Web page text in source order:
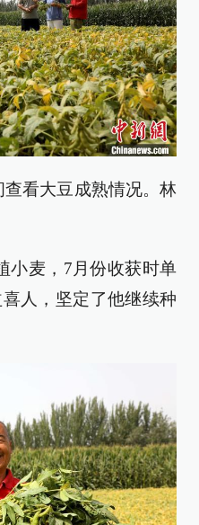
查看大豆成熟情况。林
小麦，7月份收获时单
人，坚定了他继续种